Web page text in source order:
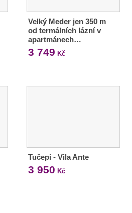
Velký Meder jen 350 m
od termálních lázní v
apartmánech…
3 749 Kč
Tučepi - Vila Ante
3 950 Kč